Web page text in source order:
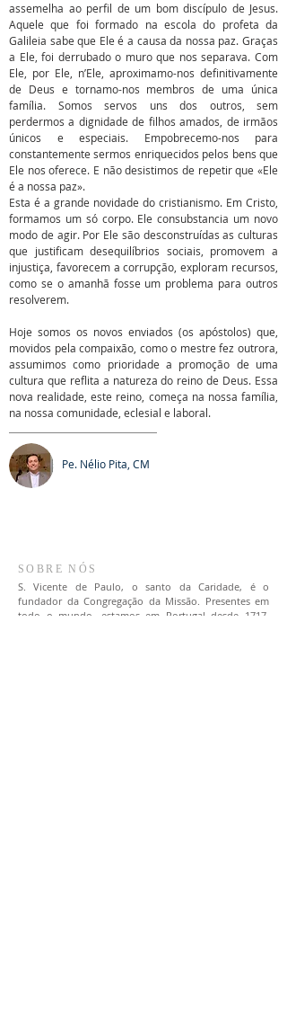
assemelha ao perfil de um bom discípulo de Jesus.
Aquele que foi formado na escola do profeta da
Galileia sabe que Ele é a causa da nossa paz. Graças
a Ele, foi derrubado o muro que nos separava. Com
Ele, por Ele, n’Ele, aproximamo-nos definitivamente
de Deus e tornamo-nos membros de uma única
família. Somos servos uns dos outros, sem
perdermos a dignidade de filhos amados, de irmãos
únicos e especiais. Empobrecemo-nos para
constantemente sermos enriquecidos pelos bens que
Ele nos oferece. E não desistimos de repetir que «Ele
é a nossa paz».
Esta é a grande novidade do cristianismo. Em Cristo,
formamos um só corpo. Ele consubstancia um novo
modo de agir. Por Ele são desconstruídas as culturas
que justificam desequilíbrios sociais, promovem a
injustiça, favorecem a corrupção, exploram recursos,
como se o amanhã fosse um problema para outros
resolverem.
Hoje somos os novos enviados (os apóstolos) que,
movidos pela compaixão, como o mestre fez outrora,
assumimos como prioridade a promoção de uma
cultura que reflita a natureza do reino de Deus. Essa
nova realidade, este reino, começa na nossa família,
na nossa comunidade, eclesial e laboral.
Pe. Nélio Pita, CM
SOBRE NÓS
S. Vicente de Paulo, o santo da Caridade, é o
fundador da Congregação da Missão. Presentes em
todo o mundo, estamos em Portugal desde 1717.